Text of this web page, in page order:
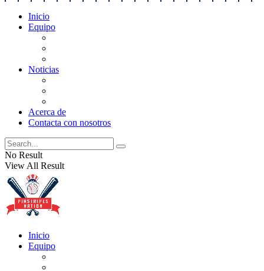
Inicio
Equipo
Noticias
Acerca de
Contacta con nosotros
No Result
View All Result
Inicio
Equipo